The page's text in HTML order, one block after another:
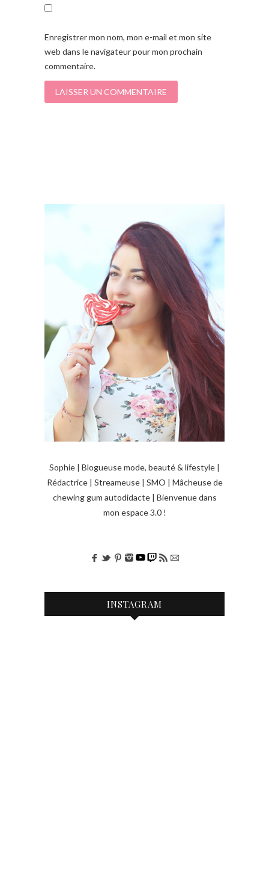
Enregistrer mon nom, mon e-mail et mon site
web dans le navigateur pour mon prochain
commentaire.
Sophie | Blogueuse mode, beauté & lifestyle |
Rédactrice | Streameuse | SMO | Mâcheuse de
chewing gum autodidacte | Bienvenue dans
mon espace 3.0 !
INSTAGRAM